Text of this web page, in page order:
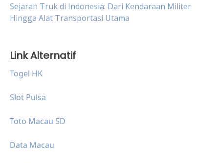
Sejarah Truk di Indonesia: Dari Kendaraan Militer
Hingga Alat Transportasi Utama
Link Alternatif
Togel HK
Slot Pulsa
Toto Macau 5D
Data Macau